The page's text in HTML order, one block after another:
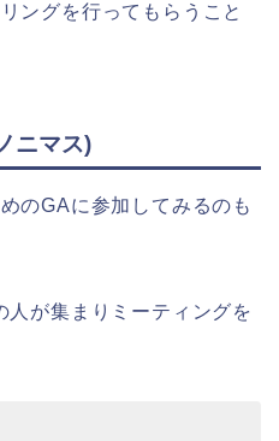
ングを行ってもらうこと
ニマス)
のGAに参加してみるのも
が集まりミーティングを